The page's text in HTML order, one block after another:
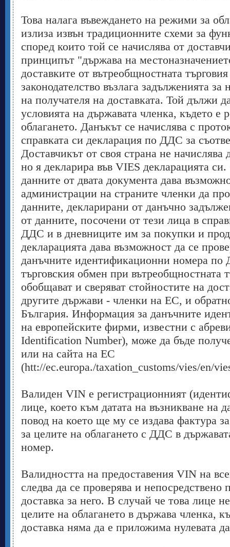
Това налага въвеждането на режими за
излиза извън традиционните схеми за
според които той се начислява от
принципът "държава на
доставките от вътреобщностната
законодателство възлага задълженията за
на получателя на доставката. Той дължи
условията на държавата членка, където е
облагането. Данъкът се начислява с
справката си декларация по ДДС за
Доставчикът от своя страна не начислява
но я декларира във VIES декларацията
данните от двата документа дава
администрации на страните членки да
данните, декларирани от данъчно
от данните, посочени от тези лица в
ДДС и в дневниците им за покупки и
декларацията дава възможност да се
данъчните идентификационни номера по
търговския обмен при вътреобщностната
обобщават и сверяват стойностите на
другите държави - членки на ЕС, и
България. Информация за данъчните
на европейските фирми, известни с
Identification Number), може да бъде
или на сайта на ЕС
(htt://ec.europa./taxation_customs/vies/en/
Валиден VIN е регистрационният
лице, което към датата на възникване на
повод на което ще му се издава фактура
за целите на облагането с ДДС в
номер.
Валидността на предоставения VIN на
следва да се проверява и непосредствено
доставка за него. В случай че това лице
целите на облагането в държава членка,
доставка няма да е приложима нулевата